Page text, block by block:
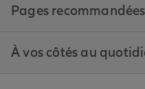
Pages recommandées
À vos côtés au